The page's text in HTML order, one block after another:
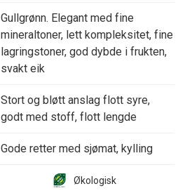
Gullgrønn. Elegant med fine
mineraltoner, lett kompleksitet, fine
lagringstoner, god dybde i frukten,
svakt eik
Stort og bløtt anslag flott syre,
godt med stoff, flott lengde
Gode retter med sjømat, kylling
Økologisk